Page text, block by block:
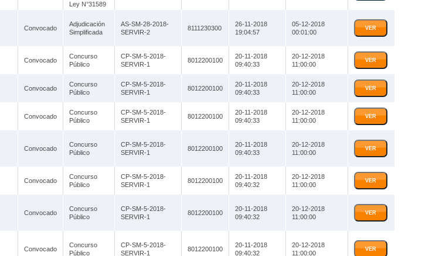
Ley N°31589
Convocado
Adjudicación
Simplificada
AS-SM-28-2018-
SERVIR-2
8111230300
26-11-2018
19:04:57
05-12-2018
00:01:00
VER
Convocado
Concurso
Público
CP-SM-5-2018-
SERVIR-1
8012200100
20-11-2018
09:40:33
20-12-2018
11:00:00
VER
Convocado
Concurso
Público
CP-SM-5-2018-
SERVIR-1
8012200100
20-11-2018
09:40:33
20-12-2018
11:00:00
VER
Convocado
Concurso
Público
CP-SM-5-2018-
SERVIR-1
8012200100
20-11-2018
09:40:33
20-12-2018
11:00:00
VER
Convocado
Concurso
Público
CP-SM-5-2018-
SERVIR-1
8012200100
20-11-2018
09:40:33
20-12-2018
11:00:00
VER
Convocado
Concurso
Público
CP-SM-5-2018-
SERVIR-1
8012200100
20-11-2018
09:40:32
20-12-2018
11:00:00
VER
Convocado
Concurso
Público
CP-SM-5-2018-
SERVIR-1
8012200100
20-11-2018
09:40:32
20-12-2018
11:00:00
VER
Convocado
Concurso
Público
CP-SM-5-2018-
SERVIR-1
8012200100
20-11-2018
09:40:32
20-12-2018
11:00:00
VER